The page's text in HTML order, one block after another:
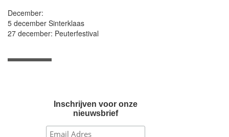
December:
5 december Sinterklaas
27 december: Peuterfestival
Inschrijven voor onze
nieuwsbrief